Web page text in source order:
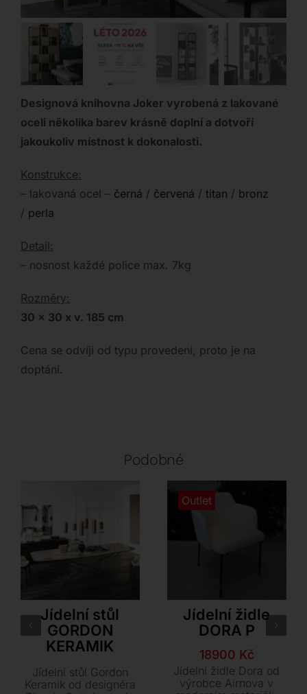
Designová knihovna Joker vyrobená z lakované
oceli několika barev krásně doplní a dotvoří
jakoukoliv místnost k dokonalosti.
Konstrukce:
– lakovaná ocel – černá / červená / titan / bronz
/ perla
Detail:
– nosnost každé police max. 7kg
Rozměry:
30 x 30 x v. 185 cm
Cena se odvíjí od typu provedení, proto je na
doptání.
Podobné
Jídelní stůl
GORDON
KERAMIK
Jídelní stůl Gordon
Keramik od designéra
Outlet
Jídelní židle
DORA P
Původní
cena
byla:
18900 Kč
Aktuální
cena
je:
Jídelní židle Dora od
výrobce Airnova v